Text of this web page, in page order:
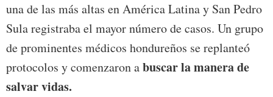
una de las más altas en América Latina y San Pedro
Sula registraba el mayor número de casos. Un grupo
de prominentes médicos hondureños se replanteó
protocolos y comenzaron abuscar la manera de
salvar vidas.